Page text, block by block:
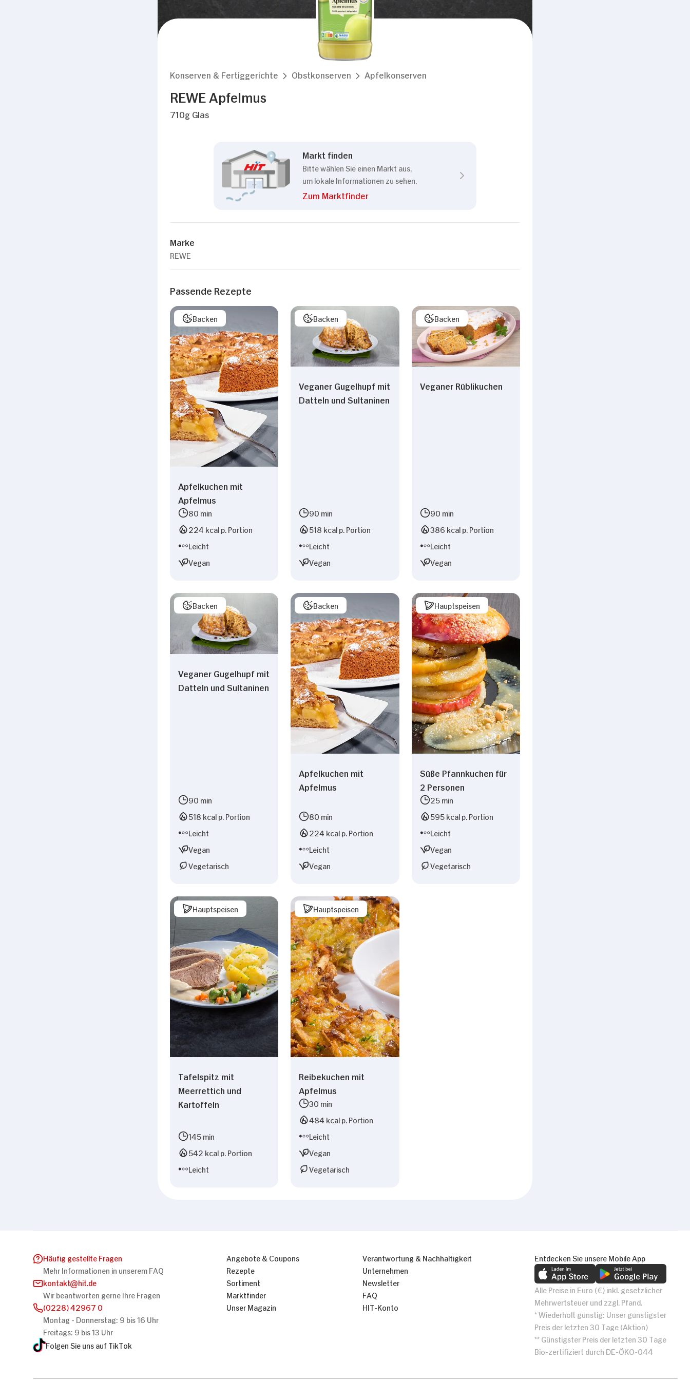
Konserven & Fertiggerichte Obstkonserven Apfelkonserven
REWE Apfelmus
710g Glas
Markt finden
Bitte wählen Sie einen Markt aus,
um lokale Informationen zu sehen.
Zum Marktfinder
Marke
REWE
Passende Rezepte
Backen
Apfelkuchen mit
Apfelmus
80 min
224 kcal p. Portion
Leicht
Vegan
Backen
Veganer Gugelhupf mit
Datteln und Sultaninen
90 min
518 kcal p. Portion
Leicht
Vegan
Backen
Veganer Rüblikuchen
90 min
386 kcal p. Portion
Leicht
Vegan
Backen
Veganer Gugelhupf mit
Datteln und Sultaninen
90 min
518 kcal p. Portion
Leicht
Vegan
Vegetarisch
Backen
Apfelkuchen mit
Apfelmus
80 min
224 kcal p. Portion
Leicht
Vegan
Hauptspeisen
Süße Pfannkuchen für
2 Personen
25 min
595 kcal p. Portion
Leicht
Vegan
Vegetarisch
Hauptspeisen
Tafelspitz mit
Meerrettich und
Kartoffeln
145 min
542 kcal p. Portion
Leicht
Hauptspeisen
Reibekuchen mit
Apfelmus
30 min
484 kcal p. Portion
Leicht
Vegan
Vegetarisch
Häufig gestellte Fragen
Mehr Informationen in unserem FAQ
kontakt
hit.de
Wir beantworten gerne Ihre Fragen
(0228) 42967 0
Montag - Donnerstag: 9 bis 16 Uhr
Freitags: 9 bis 13 Uhr
Folgen Sie uns auf TikTok
Angebote & Coupons
Rezepte
Sortiment
Marktfinder
Unser Magazin
Verantwortung & Nachhaltigkeit
Unternehmen
Newsletter
FAQ
HIT-Konto
Entdecken Sie unsere Mobile App
Alle Preise in Euro (€) inkl. gesetzlicher
Mehrwertsteuer und zzgl. Pfand.
* Wiederholt günstig: Unser günstigster
Preis der letzten 30 Tage (Aktion)
** Günstigster Preis der letzten 30 Tage
Bio-zertifiziert durch DE-ÖKO-044